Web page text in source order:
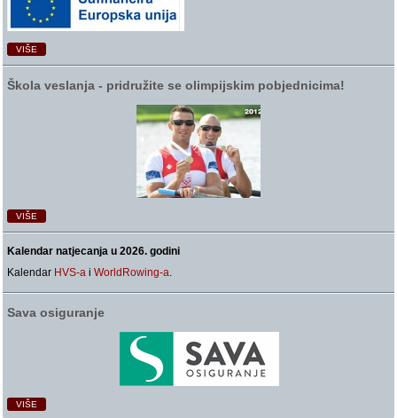
VIŠE
Škola veslanja ‑ pridružite se olimpijskim pobjednicima!
VIŠE
Kalendar natjecanja u 2026. godini
Kalendar HVS-a iWorldRowing-a.
Sava osiguranje
VIŠE